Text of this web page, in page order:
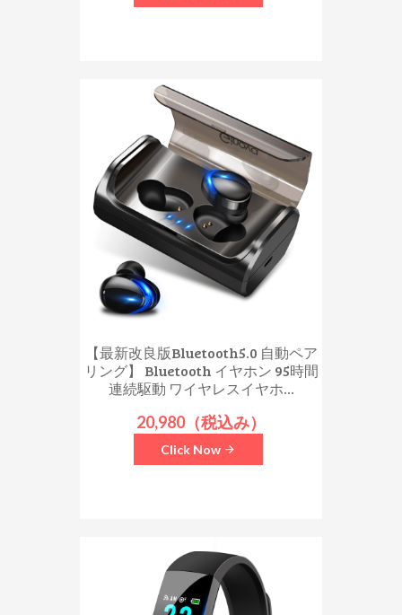
【最新改良版Bluetooth5.0 自動ペア
リング】 Bluetooth イヤホン 95時間
連続駆動 ワイヤレスイヤホ...
20,980（税込み）
Click Now